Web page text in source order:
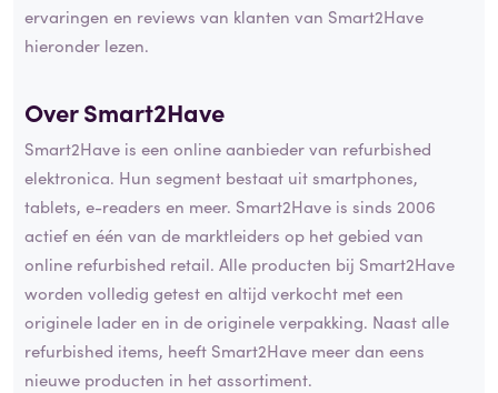
ervaringen en reviews van klanten van Smart2Have
hieronder lezen.
Over Smart2Have
Smart2Have is een online aanbieder van refurbished
elektronica. Hun segment bestaat uit smartphones,
tablets, e-readers en meer. Smart2Have is sinds 2006
actief en één van de marktleiders op het gebied van
online refurbished retail. Alle producten bij Smart2Have
worden volledig getest en altijd verkocht met een
originele lader en in de originele verpakking. Naast alle
refurbished items, heeft Smart2Have meer dan eens
nieuwe producten in het assortiment.